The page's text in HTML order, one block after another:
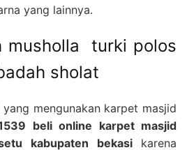
yang lainnya.
musholla turki polos
sholat
mengunakan karpet masjid
beli online karpet masjid
kabupaten bekasi karena